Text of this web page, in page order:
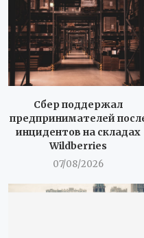
Сбер поддержал
предпринимателей
инцидентов на складах
Wildberries
07/08/2026